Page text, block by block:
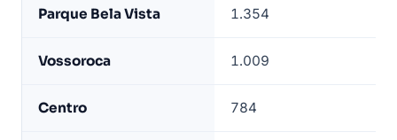
por
Parque Bela Vista 1.354
Vossoroca 1.009
Centro 784